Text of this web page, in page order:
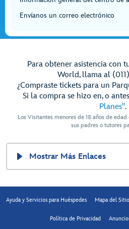
Envíanos un correo electrónico
Para obtener asistencia con
World, llama al
¿Compraste tickets para un
Si la compra se hizo en, o
Planes".
Los Visitantes menores de 18 años de
sus padres o tutores
Mostrar Más Enlaces
Ayuda y Servicios para Huéspedes Mapa del Sitio
Política de Privacidad